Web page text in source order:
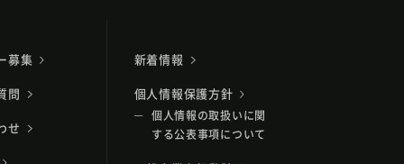
募集
問
せ
新着情報
個人情報保護方針
個人情報の取扱いに関
する公表事項について